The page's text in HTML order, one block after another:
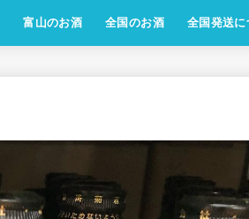
富山のお酒 全国のお酒 全国発送に